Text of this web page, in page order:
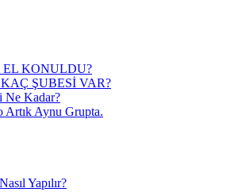
KONULDU?
ŞUBESİ VAR?
Ne Kadar?
Artık Aynu Grupta.
Yapılır?